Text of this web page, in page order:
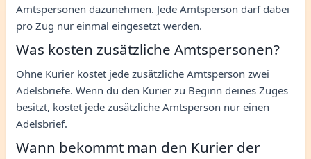
Amtspersonen dazunehmen. Jede Amtsperson darf dabei
pro Zug nur einmal eingesetzt werden.
Was kosten zusätzliche Amtspersonen?
Ohne Kurier kostet jede zusätzliche Amtsperson zwei
Adelsbriefe. Wenn du den Kurier zu Beginn deines Zuges
besitzt, kostet jede zusätzliche Amtsperson nur einen
Adelsbrief.
Wann bekommt man den Kurier der